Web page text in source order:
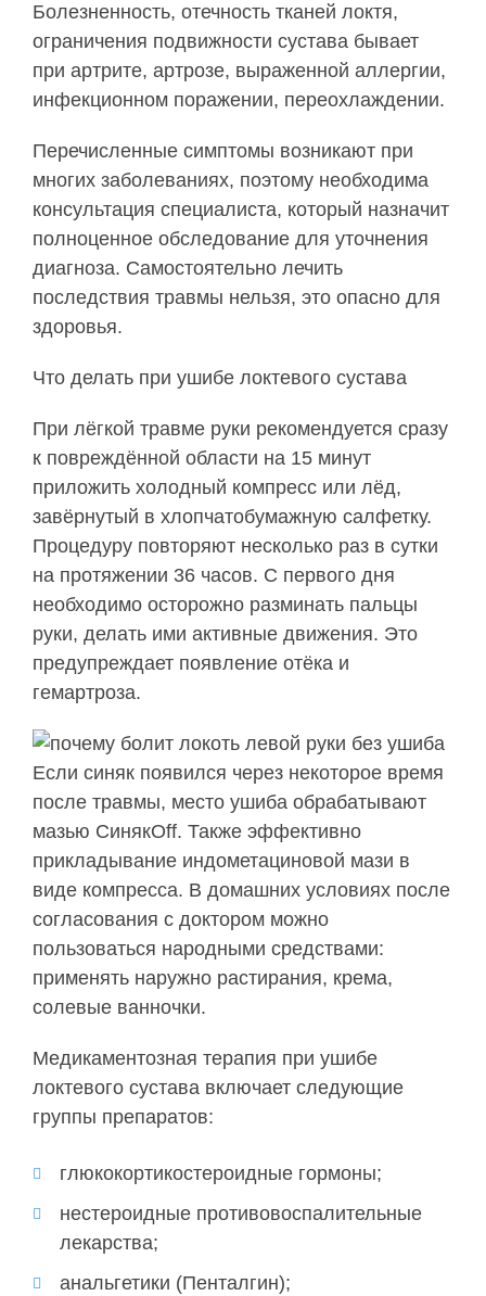
Болезненность, отечность тканей локтя,
ограничения подвижности сустава бывает
при артрите, артрозе, выраженной аллергии,
инфекционном поражении, переохлаждении.
Перечисленные симптомы возникают при
многих заболеваниях, поэтому необходима
консультация специалиста, который назначит
полноценное обследование для уточнения
диагноза. Самостоятельно лечить
последствия травмы нельзя, это опасно для
здоровья.
Что делать при ушибе локтевого сустава
При лёгкой травме руки рекомендуется сразу
к повреждённой области на 15 минут
приложить холодный компресс или лёд,
завёрнутый в хлопчатобумажную салфетку.
Процедуру повторяют несколько раз в сутки
на протяжении 36 часов. С первого дня
необходимо осторожно разминать пальцы
руки, делать ими активные движения. Это
предупреждает появление отёка и
гемартроза.
Если синяк появился через некоторое время
после травмы, место ушиба обрабатывают
мазью СинякOff. Также эффективно
прикладывание индометациновой мази в
виде компресса. В домашних условиях после
согласования с доктором можно
пользоваться народными средствами:
применять наружно растирания, крема,
солевые ванночки.
Медикаментозная терапия при ушибе
локтевого сустава включает следующие
группы препаратов:
глюкокортикостероидные гормоны;
нестероидные противовоспалительные
лекарства;
анальгетики (Пенталгин);